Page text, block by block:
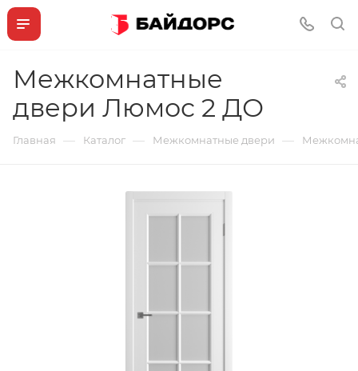
Межкомнатные
двери Люмос 2 ДО
Главная — Каталог — Межкомнатные двери —